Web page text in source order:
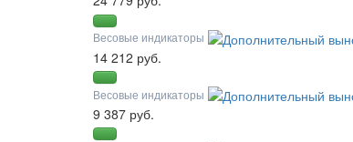
Весовые индикаторы
14 212 руб.
Весовые индикаторы
9 387 руб.